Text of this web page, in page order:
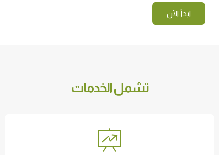
ابدأ الآن
تشمل الخدمات